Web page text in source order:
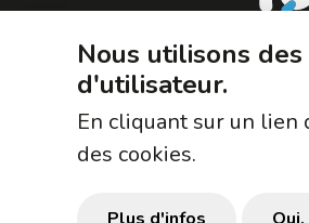
Nous utilisons
d'utilisateur.
En cliquant sur un lien
des cookies.